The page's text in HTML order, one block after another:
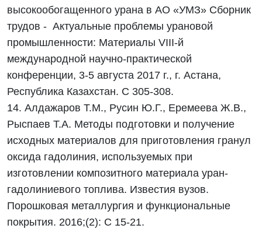
высокообогащенного урана в АО «УМЗ» Сборник
трудов - Актуальные проблемы урановой
промышленности: Материалы VIII-й
международной научно-практической
конференции, 3-5 августа 2017 г., г. Астана,
Республика Казахстан. С 305-308.
14. Алдажаров Т.М., Русин Ю.Г., Еремеева Ж.В.,
Рыспаев Т.А. Методы подготовки и получение
исходных материалов для приготовления гранул
оксида гадолиния, используемых при
изготовлении композитного материала уран-
гадолиниевого топлива. Известия вузов.
Порошковая металлургия и функциональные
покрытия. 2016;(2): С 15-21.